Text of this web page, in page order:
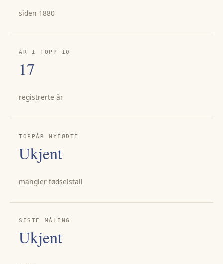
siden 1880
ÅR I TOPP 10
17
registrerte år
TOPPÅR NYFØDTE
Ukjent
mangler fødselstall
SISTE MÅLING
Ukjent